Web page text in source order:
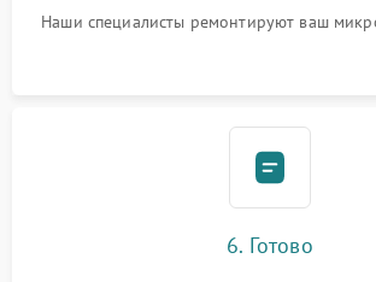
Наши специалисты ремонтируют ваш
6. Готово